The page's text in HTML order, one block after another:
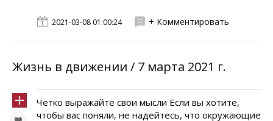
2021-03-08 01:00:24 + Комментировать
Жизнь в движении / 7 марта 2021 г.
Четко выражайте свои мысли Если вы хотите,
чтобы вас поняли, не надейтесь, что окружающие